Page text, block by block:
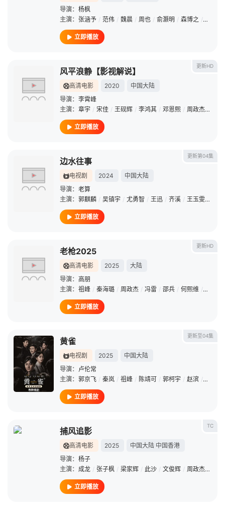
导演： 杨枫
主演： 张涵予 / 范伟 / 魏晨 / 周也 / 俞灏明 / 森博之 / 谭凯
立即播放
更新HD
风平浪静【影视解说】
高清电影 2020
中国大陆
导演： 李霄峰
主演： 章宇 / 宋佳 / 王砚辉 / 李鸿其 / 邓恩熙 / 周政杰 /
立即播放
更新第04集
边水往事
电视剧 2024
中国大陆
导演： 老算
主演： 郭麒麟 / 吴镇宇 / 尤勇智 / 王迅 / 齐溪 / 王玉雯 /
立即播放
更新HD
老枪2025
高清电影 2025
大陆
导演： 高朋
主演： 祖峰 / 秦海璐 / 周政杰 / 冯雷 / 邵兵 / 何熙维 / 衣云鹤
立即播放
更新至04集
黄雀
电视剧 2025
中国大陆
导演： 卢伦常
主演： 郭京飞 / 秦岚 / 祖峰 / 陈靖可 / 郭柯宇 / 赵滨 / 王浩信
立即播放
TC
捕风追影
高清电影 2025 中国大陆 中国香港
导演： 杨子
主演： 成龙 / 张子枫 / 梁家辉 / 此沙 / 文俊辉 / 周政杰 /
立即播放